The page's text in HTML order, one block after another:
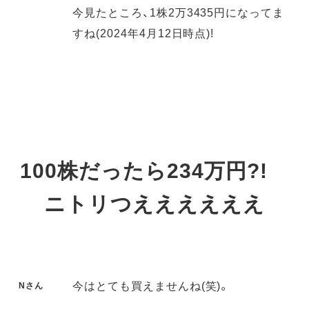
今見たところ、1株2万3435円になってま
すね(2024年4月12日時点)!
100株だったら234万円?!
ニトリつええええええ
Nさん 今はとても買えませんね(笑)。